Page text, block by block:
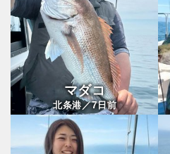
マダコ
北条港／7日前